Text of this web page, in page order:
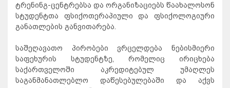
ტრენინგ-ცენტრებსა და ორგანიზაციებს წაახალოსონ
სტუდენტთა ფსიქოთერაპიული და ფსიქოლოგიური
განათლების განვითარება.
საშეღავათო პირობები ვრცელდება ნებისმიერი
საფეხურის სტუდენტზე, რომელიც ირიცხება
საქართველოში აკრედიტებულ უმაღლეს
საგანმანათლებლო დაწესებულებაში და აქვს